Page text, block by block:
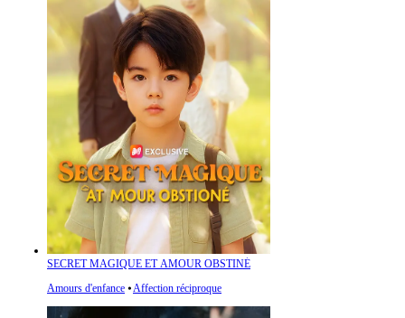
SECRET MAGIQUE ET AMOUR OBSTINÉ
Amours d'enfance ⦁Affection réciproque